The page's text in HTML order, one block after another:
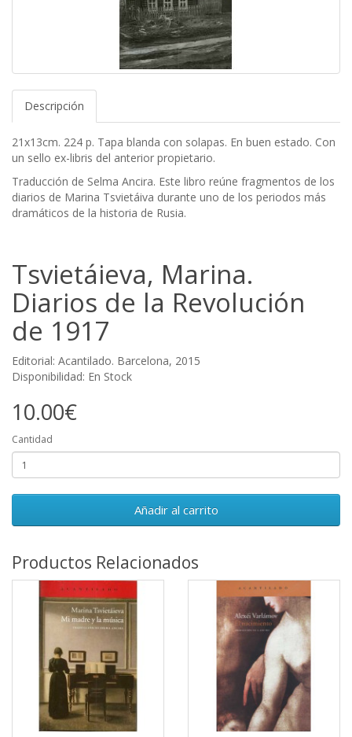
Descripción
21x13cm. 224 p. Tapa blanda con solapas. En buen estado. Con
un sello ex-libris del anterior propietario.
Traducción de Selma Ancira. Este libro reúne fragmentos de los
diarios de Marina Tsvietáiva durante uno de los periodos más
dramáticos de la historia de Rusia.
Tsvietáieva, Marina.
Diarios de la Revolución
de 1917
Editorial: Acantilado. Barcelona, 2015
Disponibilidad: En Stock
10.00€
Cantidad
Añadir al carrito
Productos Relacionados